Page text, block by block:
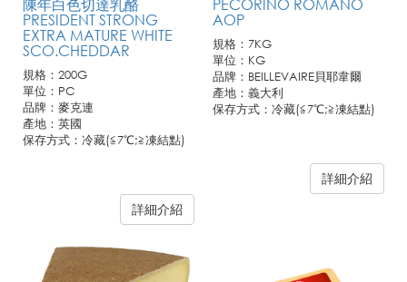
陳年白色切達乳酪
PRESIDENT STRONG
EXTRA MATURE WHITE
SCO.CHEDDAR
規格：200G
單位：PC
品牌：麥克連
產地：英國
保存方式：冷藏(≦7℃;≧凍結點)
詳細介紹
PECORINO ROMANO
AOP
規格：7KG
單位：KG
品牌：BEILLEVAIRE貝耶韋爾
產地：義大利
保存方式：冷藏(≦7℃;≧凍結點)
詳細介紹